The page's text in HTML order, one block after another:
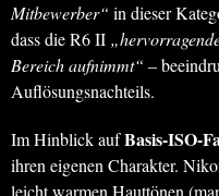
Mitbewerber“ in dieser
dass die R6 II
Bereich aufnimmt“ –
Auflösungsnachteils.
Im Hinblick aufBasis-ISO-
ihren eigenen Charakter.